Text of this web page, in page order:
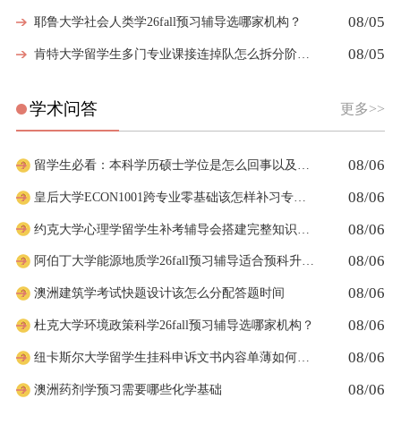
耶鲁大学社会人类学26fall预习辅导选哪家机构？ 08/05
肯特大学留学生多门专业课接连掉队怎么拆分阶段性补习计划 08/05
学术问答 更多>>
08/06
皇后大学ECON1001跨专业零基础该怎样补习专业课 08/06
08/06
阿伯丁大学能源地质学26fall预习辅导适合预科升本科吗 08/06
澳洲建筑学考试快题设计该怎么分配答题时间 08/06
杜克大学环境政策科学26fall预习辅导选哪家机构？ 08/06
纽卡斯尔大学留学生挂科申诉文书内容单薄如何充实材料 08/06
澳洲药剂学预习需要哪些化学基础 08/06